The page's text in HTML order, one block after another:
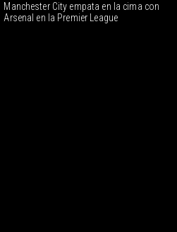
Manchester City empata en la cima con
Arsenal en la Premier League